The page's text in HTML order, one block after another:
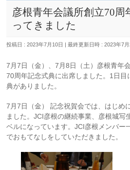
彦根青年会議所創立70周
ってきました
投稿日 : 2023年7月10日 最終更新日時 : 2023年7月
7月7日（金）、7月8日（土）彦根青年
70周年記念式典に出席しました。1日
典がありました。
7月7日（金） 記念祝賀会では、はじめ
ました。JCI彦根の継続事業、彦根城写
ベルになっています。JCI彦根メンバー
でおもてなしをしていただきました。